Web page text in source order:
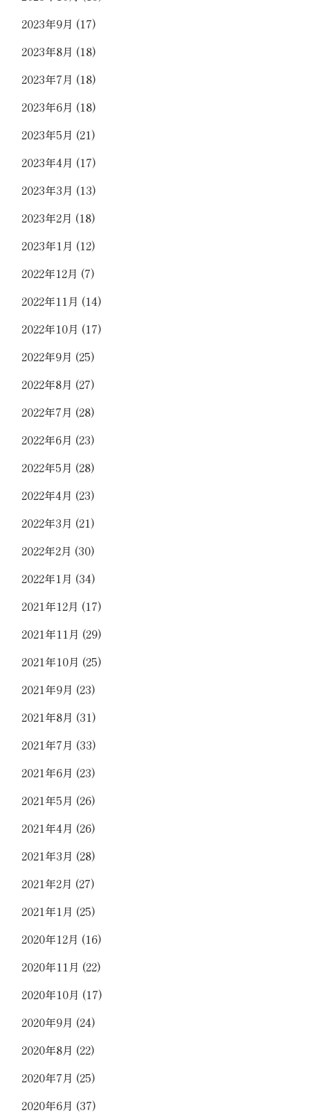
2023年9月 (17)
2023年8月 (18)
2023年7月 (18)
2023年6月 (18)
2023年5月 (21)
2023年4月 (17)
2023年3月 (13)
2023年2月 (18)
2023年1月 (12)
2022年12月 (7)
2022年11月 (14)
2022年10月 (17)
2022年9月 (25)
2022年8月 (27)
2022年7月 (28)
2022年6月 (23)
2022年5月 (28)
2022年4月 (23)
2022年3月 (21)
2022年2月 (30)
2022年1月 (34)
2021年12月 (17)
2021年11月 (29)
2021年10月 (25)
2021年9月 (23)
2021年8月 (31)
2021年7月 (33)
2021年6月 (23)
2021年5月 (26)
2021年4月 (26)
2021年3月 (28)
2021年2月 (27)
2021年1月 (25)
2020年12月 (16)
2020年11月 (22)
2020年10月 (17)
2020年9月 (24)
2020年8月 (22)
2020年7月 (25)
2020年6月 (37)